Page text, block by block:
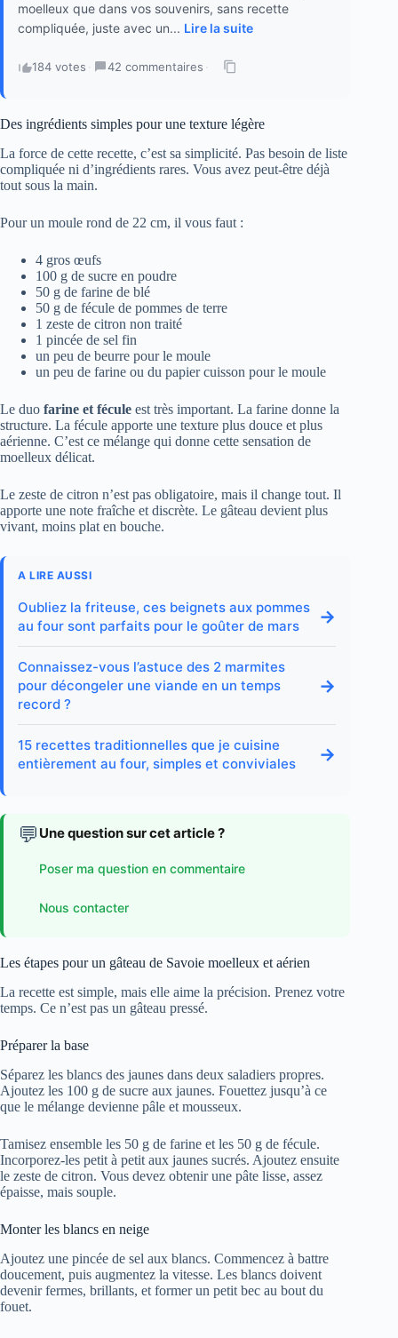
moelleux que dans vos souvenirs, sans recette
compliquée, juste avec un... Lire la suite
184 votes · 42 commentaires ·
Des ingrédients simples pour une texture légère
La force de cette recette, c’est sa simplicité. Pas besoin de liste
compliquée ni d’ingrédients rares. Vous avez peut-être déjà
tout sous la main.
Pour un moule rond de 22 cm, il vous faut :
4 gros œufs
100 g de sucre en poudre
50 g de farine de blé
50 g de fécule de pommes de terre
1 zeste de citron non traité
1 pincée de sel fin
un peu de beurre pour le moule
un peu de farine ou du papier cuisson pour le moule
Le duo farine et fécule est très important. La farine donne la
structure. La fécule apporte une texture plus douce et plus
aérienne. C’est ce mélange qui donne cette sensation de
moelleux délicat.
Le zeste de citron n’est pas obligatoire, mais il change tout. Il
apporte une note fraîche et discrète. Le gâteau devient plus
vivant, moins plat en bouche.
A LIRE AUSSI
Oubliez la friteuse, ces beignets aux pommes
au four sont parfaits pour le goûter de mars
→
Connaissez-vous l’astuce des 2 marmites
pour décongeler une viande en un temps
record ?
→
15 recettes traditionnelles que je cuisine
entièrement au four, simples et conviviales
→
💬 Une question sur cet article ?
Poser ma question en commentaire
Nous contacter
Les étapes pour un gâteau de Savoie moelleux et aérien
La recette est simple, mais elle aime la précision. Prenez votre
temps. Ce n’est pas un gâteau pressé.
Préparer la base
Séparez les blancs des jaunes dans deux saladiers propres.
Ajoutez les 100 g de sucre aux jaunes. Fouettez jusqu’à ce
que le mélange devienne pâle et mousseux.
Tamisez ensemble les 50 g de farine et les 50 g de fécule.
Incorporez-les petit à petit aux jaunes sucrés. Ajoutez ensuite
le zeste de citron. Vous devez obtenir une pâte lisse, assez
épaisse, mais souple.
Monter les blancs en neige
Ajoutez une pincée de sel aux blancs. Commencez à battre
doucement, puis augmentez la vitesse. Les blancs doivent
devenir fermes, brillants, et former un petit bec au bout du
fouet.